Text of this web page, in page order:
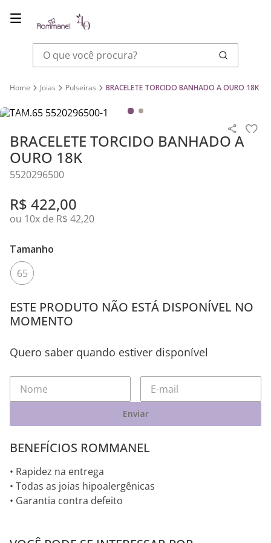
O que você procura?
Joias Pulseiras BRACELETE TORCIDO BANHADO A OURO 18K
BRACELETE TORCIDO BANHADO A
OURO 18K
5520296500
R$ 422,00
ou 10x de R$ 42,20
Tamanho
65
ESTE PRODUTO NÃO ESTÁ DISPONÍVEL NO
MOMENTO
Quero saber quando estiver disponível
Enviar
BENEFÍCIOS ROMMANEL
• Rapidez na entrega
• Todas as joias hipoalergênicas
• Garantia contra defeito